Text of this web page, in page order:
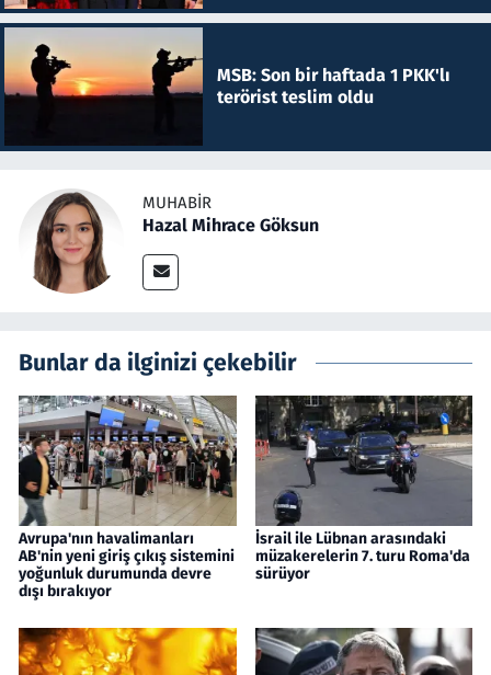
MSB: Son bir haftada 1 PKK'lı
terörist teslim oldu
MUHABIR
Hazal Mihrace Göksun
Bunlar da ilginizi çekebilir
Avrupa'nın havalimanları
AB'nin yeni giriş çıkış sistemini
yoğunluk durumunda devre
dışı bırakıyor
İsrail ile Lübnan arasındaki
müzakerelerin 7. turu Roma'da
sürüyor